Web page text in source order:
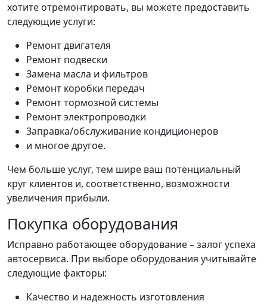
хотите отремонтировать, вы можете предоставить
следующие услуги:
Ремонт двигателя
Ремонт подвески
Замена масла и фильтров
Ремонт коробки передач
Ремонт тормозной системы
Ремонт электропроводки
Заправка/обслуживание кондиционеров
и многое другое.
Чем больше услуг, тем шире ваш потенциальный
круг клиентов и, соответственно, возможности
увеличения прибыли.
Покупка оборудования
Исправно работающее оборудование – залог успеха
автосервиса. При выборе оборудования учитывайте
следующие факторы:
Качество и надежность изготовления